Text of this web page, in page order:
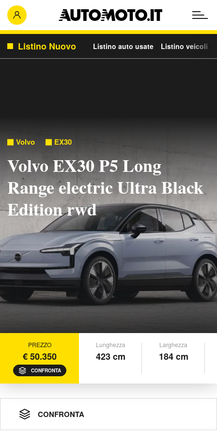
Listino Nuovo Listino auto usate Listino veicoli
Volvo EX30
Volvo EX30 P5 Long
Range electric Ultra Black
Edition rwd
PREZZO
€ 50.350
CONFRONTA
Lunghezza
423 cm
Larghezza
184 cm
CONFRONTA